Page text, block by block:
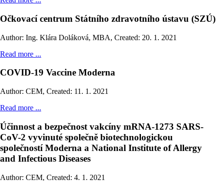
Očkovací centrum Státního zdravotního ústavu (SZÚ)
Author: Ing. Klára Doláková, MBA, Created: 20. 1. 2021
Read more ...
COVID-19 Vaccine Moderna
Author: CEM, Created: 11. 1. 2021
Read more ...
Účinnost a bezpečnost vakcíny mRNA-1273 SARS-
CoV-2 vyvinuté společně biotechnologickou
společností Moderna a National Institute of Allergy
and Infectious Diseases
Author: CEM, Created: 4. 1. 2021